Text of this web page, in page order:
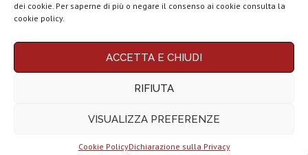
dei cookie. Per saperne di più o negare il consenso ai cookie consulta la
cookie policy.
ACCETTA E CHIUDI
RIFIUTA
VISUALIZZA PREFERENZE
Cookie PolicyDichiarazione sulla Privacy
Chi siamo Contatti Disclaimer Privacy policy
Questo blog non rappresenta una testata giornalistica in quanto viene aggiornato
Affiliazione Amazon EU, un programma che eroga ai siti una commissione
Tech4Dummies riceve un guadagno dagli acquisti idonei.
Motorola rinnova
per intenditori...
NexPhone è il
smartphone con...